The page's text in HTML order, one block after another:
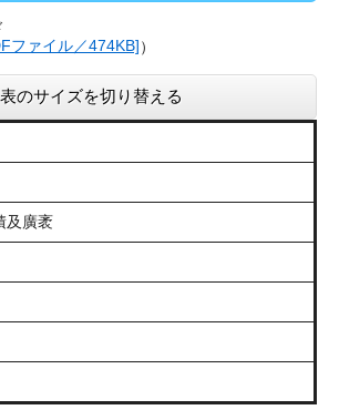
ファイル／474KB]）
表のサイズを切り替える
及廣袤